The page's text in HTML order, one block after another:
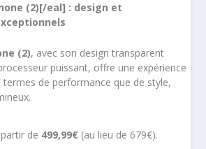
(2)[/eal] : design et
(2), avec son design transparent
puissant, offre une expérience
termes de performance que de style,
de 499,99€ (au lieu de 679€).